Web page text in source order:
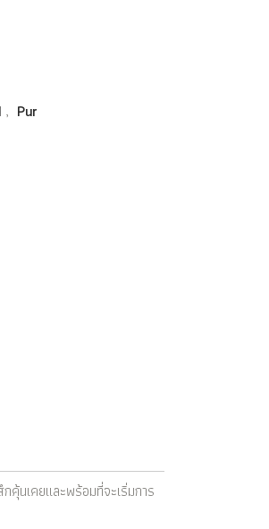
, Pur
นเคยและพร้อมที่จะเริ่มการ